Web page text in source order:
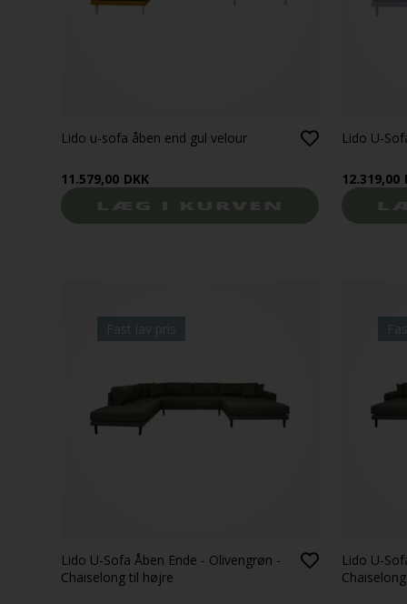
Lido u-sofa åben end gul velour
11.579,00 DKK
Lido U-
12.319,00
Fast lav pris
Lido U-Sofa Åben Ende - Olivengrøn -
Chaiselong til højre
Lido U-